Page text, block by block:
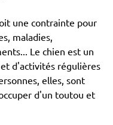
une contrainte pour
maladies,
Le chien est un
d'activités régulières
elles, sont
d'un toutou et